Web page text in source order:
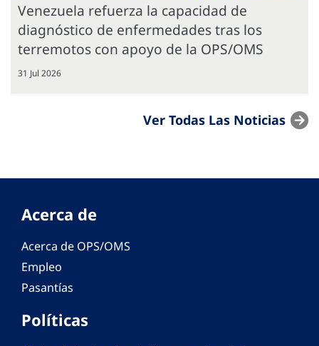
Venezuela refuerza la capacidad de
diagnóstico de enfermedades tras los
terremotos con apoyo de la OPS/OMS
31 Jul 2026
Ver Todas Las Noticias
Acerca de
Acerca de OPS/OMS
Empleo
Pasantías
Políticas